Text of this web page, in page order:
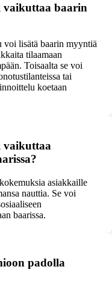
vaikuttaa baarin
voi lisätä baarin myyntiä
tilaamaan
Toisaalta se voi
tai
koetaan
vaikuttaa
asiakkaille
nauttia. Se voi
baarissa.
padolla